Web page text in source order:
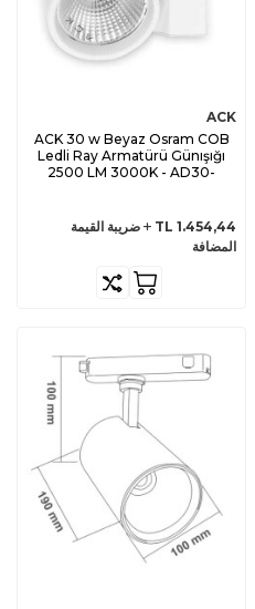
ACK
ACK 30 w Beyaz Osram COB
Ledli Ray Armatürü Günışığı
2500 LM 3000K - AD30-
1.454,44
ضريبة القيمة
المضافة